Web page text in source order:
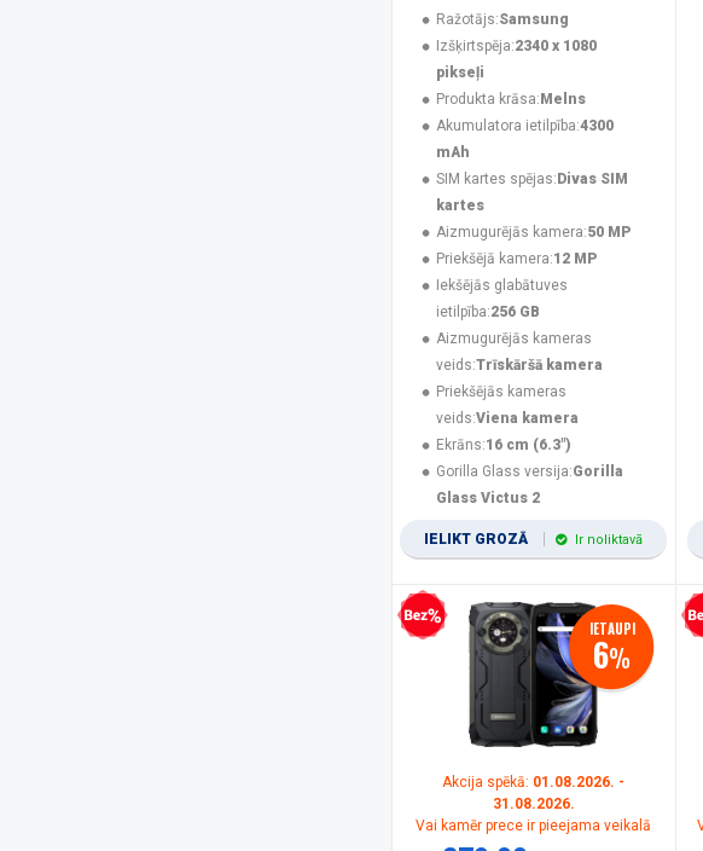
Ražotājs:Samsung
Izšķirtspēja:2340 x 1080
pikseļi
Produkta krāsa: Melns
Akumulatora ietilpība:4300
mAh
SIM kartes spējas: Divas SIM
kartes
Aizmugurējās kamera:50 MP
Priekšējā kamera:12 MP
Iekšējās glabātuves
ietilpība:256 GB
Aizmugurējās kameras
veids:Trīskāršā kamera
Priekšējās kameras
veids:Viena kamera
Ekrāns:16 cm (6.3")
Gorilla Glass versija:Gorilla
Glass Victus 2
IELIKT GROZĀ Ir noliktavā
Bezprocentu kredīts IETAUPI
6%
Akcija spēkā: 01.08.2026. -
31.08.2026.
Vai kamēr prece ir pieejama veikalā